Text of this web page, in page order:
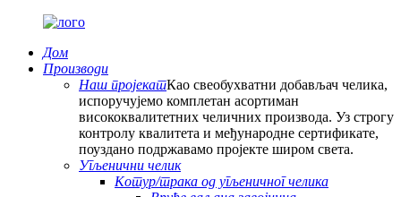
Дом
Производи
Наш пројекатКао свеобухватни добављач челика,
испоручујемо комплетан асортиман
висококвалитетних челичних производа. Уз строгу
контролу квалитета и међународне сертификате,
поуздано подржавамо пројекте широм света.
Угљенични челик
Котур/трака од угљеничног челика